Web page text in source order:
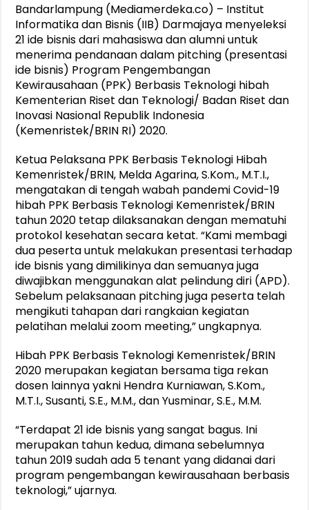
Bandarlampung (Mediamerdeka.co) – Institut
Informatika dan Bisnis (IIB) Darmajaya menyeleksi
21 ide bisnis dari mahasiswa dan alumni untuk
menerima pendanaan dalam pitching (presentasi
ide bisnis) Program Pengembangan
Kewirausahaan (PPK) Berbasis Teknologi hibah
Kementerian Riset dan Teknologi/ Badan Riset dan
Inovasi Nasional Republik Indonesia
(Kemenristek/BRIN RI) 2020.
Ketua Pelaksana PPK Berbasis Teknologi Hibah
Kemenristek/BRIN, Melda Agarina, S.Kom., M.T.I.,
mengatakan di tengah wabah pandemi Covid-19
hibah PPK Berbasis Teknologi Kemenristek/BRIN
tahun 2020 tetap dilaksanakan dengan mematuhi
protokol kesehatan secara ketat. “Kami membagi
dua peserta untuk melakukan presentasi terhadap
ide bisnis yang dimilikinya dan semuanya juga
diwajibkan menggunakan alat pelindung diri (APD).
Sebelum pelaksanaan pitching juga peserta telah
mengikuti tahapan dari rangkaian kegiatan
pelatihan melalui zoom meeting,” ungkapnya.
Hibah PPK Berbasis Teknologi Kemenristek/BRIN
2020 merupakan kegiatan bersama tiga rekan
dosen lainnya yakni Hendra Kurniawan, S.Kom.,
M.T.I., Susanti, S.E., M.M., dan Yusminar, S.E., M.M.
“Terdapat 21 ide bisnis yang sangat bagus. Ini
merupakan tahun kedua, dimana sebelumnya
tahun 2019 sudah ada 5 tenant yang didanai dari
program pengembangan kewirausahaan berbasis
teknologi,” ujarnya.